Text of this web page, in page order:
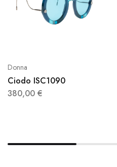
Donna
Ciodo ISC1090
380,00 €